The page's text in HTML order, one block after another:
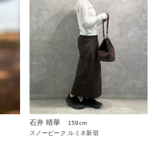
石井 晴華
159cm
スノーピーク ルミネ新宿